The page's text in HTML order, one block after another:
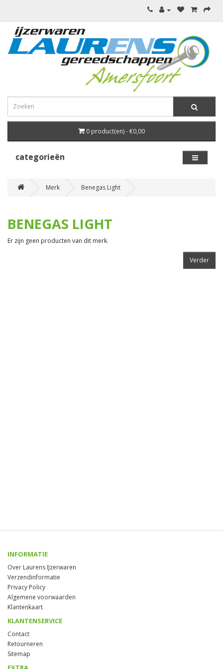
0 product(en) - €0,00
categorieën
Merk Benegas Light
BENEGAS LIGHT
Er zijn geen producten van dit merk.
Verder
INFORMATIE
Over Laurens IJzerwaren
Verzendinformatie
Privacy Policy
Algemene voorwaarden
Klantenkaart
KLANTENSERVICE
Contact
Retourneren
Sitemap